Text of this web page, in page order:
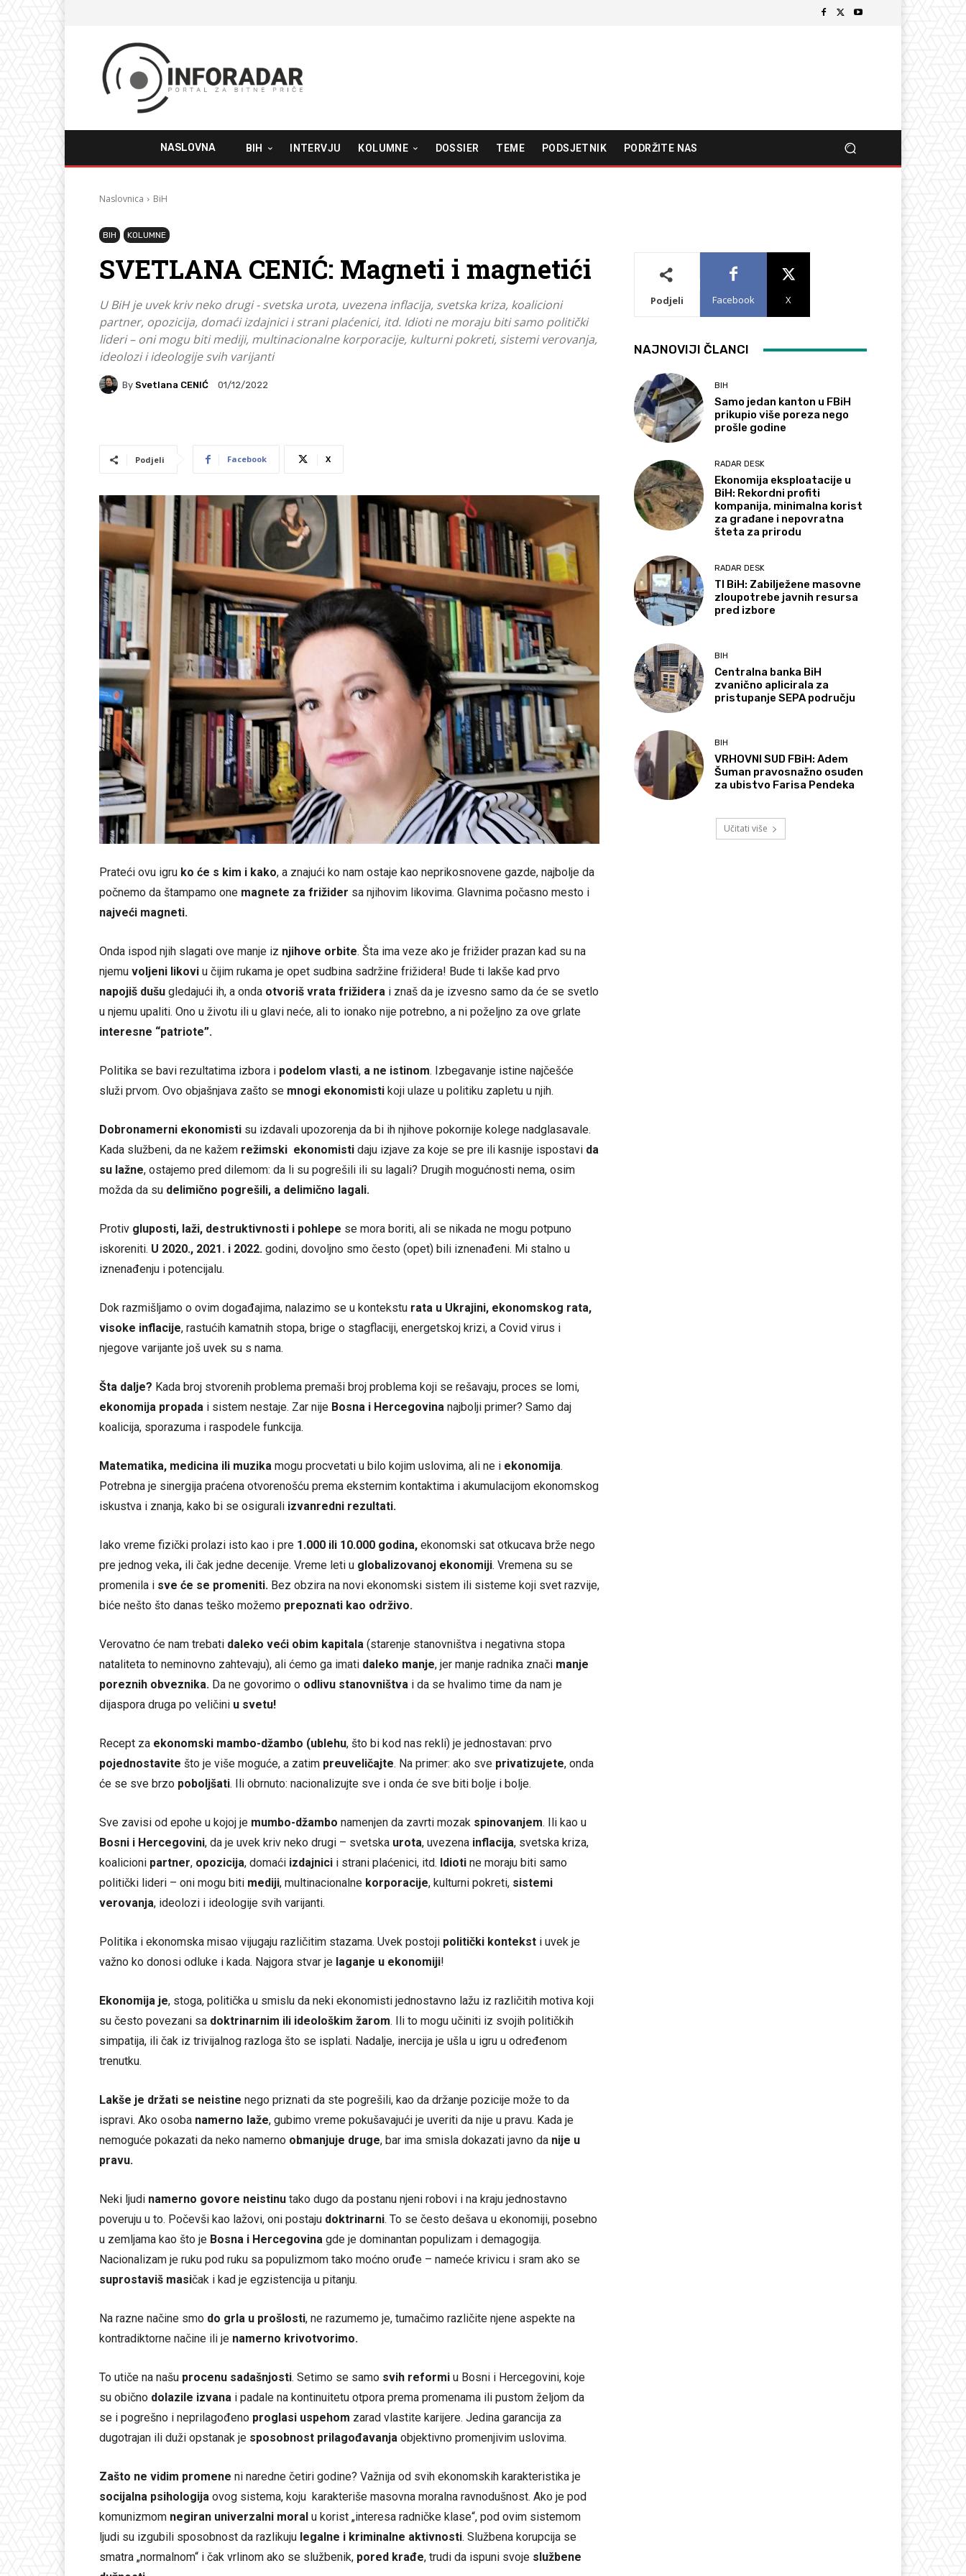
NASLOVNA BIH INTERVJU KOLUMNE DOSSIER TEME PODSJETNIK PODRŽITE NAS
Naslovnica BiH
BIH KOLUMNE
SVETLANA CENIĆ: Magneti i magnetići
U BiH je uvek kriv neko drugi - svetska urota, uvezena inflacija, svetska kriza, koalicioni
partner, opozicija, domaći izdajnici i strani plaćenici, itd. Idioti ne moraju biti samo politički
lideri – oni mogu biti mediji, multinacionalne korporacije, kulturni pokreti, sistemi verovanja,
ideolozi i ideologije svih varijanti
By Svetlana CENIĆ 01/12/2022
Podjeli Facebook X
Prateći ovu igru ko će s kim i kako, a znajući ko nam ostaje kao neprikosnovene gazde, najbolje da
počnemo da štampamo one magnete za frižider sa njihovim likovima. Glavnima počasno mesto i
najveći magneti.
Onda ispod njih slagati ove manje iz njihove orbite. Šta ima veze ako je frižider prazan kad su na
njemu voljeni likovi u čijim rukama je opet sudbina sadržine frižidera! Bude ti lakše kad prvo
napojiš dušu gledajući ih, a onda otvoriš vrata frižidera i znaš da je izvesno samo da će se svetlo
u njemu upaliti. Ono u životu ili u glavi neće, ali to ionako nije potrebno, a ni poželjno za ove grlate
interesne “patriote”.
Politika se bavi rezultatima izbora i podelom vlasti, a ne istinom. Izbegavanje istine najčešće
služi prvom. Ovo objašnjava zašto se mnogi ekonomisti koji ulaze u politiku zapletu u njih.
Dobronamerni ekonomisti su izdavali upozorenja da bi ih njihove pokornije kolege nadglasavale.
Kada službeni, da ne kažem režimski ekonomisti daju izjave za koje se pre ili kasnije ispostavi da
su lažne, ostajemo pred dilemom: da li su pogrešili ili su lagali? Drugih mogućnosti nema, osim
možda da su delimično pogrešili, a delimično lagali.
Protiv gluposti, laži, destruktivnosti i pohlepe se mora boriti, ali se nikada ne mogu potpuno
iskoreniti. U 2020., 2021. i 2022. godini, dovoljno smo često (opet) bili iznenađeni. Mi stalno u
iznenađenju i potencijalu.
Dok razmišljamo o ovim događajima, nalazimo se u kontekstu rata u Ukrajini, ekonomskog rata,
visoke inflacije, rastućih kamatnih stopa, brige o stagflaciji, energetskoj krizi, a Covid virus i
njegove varijante još uvek su s nama.
Šta dalje? Kada broj stvorenih problema premaši broj problema koji se rešavaju, proces se lomi,
ekonomija propada i sistem nestaje. Zar nije Bosna i Hercegovina najbolji primer? Samo daj
koalicija, sporazuma i raspodele funkcija.
Matematika, medicina ili muzika mogu procvetati u bilo kojim uslovima, ali ne i ekonomija.
Potrebna je sinergija praćena otvorenošću prema eksternim kontaktima i akumulacijom ekonomskog
iskustva i znanja, kako bi se osigurali izvanredni rezultati.
Iako vreme fizički prolazi isto kao i pre 1.000 ili 10.000 godina, ekonomski sat otkucava brže nego
pre jednog veka, ili čak jedne decenije. Vreme leti u globalizovanoj ekonomiji. Vremena su se
promenila i sve će se promeniti. Bez obzira na novi ekonomski sistem ili sisteme koji svet razvije,
biće nešto što danas teško možemo prepoznati kao održivo.
Verovatno će nam trebati daleko veći obim kapitala (starenje stanovništva i negativna stopa
nataliteta to neminovno zahtevaju), ali ćemo ga imati daleko manje, jer manje radnika znači manje
poreznih obveznika. Da ne govorimo o odlivu stanovništva i da se hvalimo time da nam je
dijaspora druga po veličini u svetu!
Recept za ekonomski mambo-džambo (ublehu, što bi kod nas rekli) je jednostavan: prvo
pojednostavite što je više moguće, a zatim preuveličajte. Na primer: ako sve privatizujete, onda
će se sve brzo poboljšati. Ili obrnuto: nacionalizujte sve i onda će sve biti bolje i bolje.
Sve zavisi od epohe u kojoj je mumbo-džambo namenjen da zavrti mozak spinovanjem. Ili kao u
Bosni i Hercegovini, da je uvek kriv neko drugi – svetska urota, uvezena inflacija, svetska kriza,
koalicioni partner, opozicija, domaći izdajnici i strani plaćenici, itd. Idioti ne moraju biti samo
politički lideri – oni mogu biti mediji, multinacionalne korporacije, kulturni pokreti, sistemi
verovanja, ideolozi i ideologije svih varijanti.
Politika i ekonomska misao vijugaju različitim stazama. Uvek postoji politički kontekst i uvek je
važno ko donosi odluke i kada. Najgora stvar je laganje u ekonomiji!
Ekonomija je, stoga, politička u smislu da neki ekonomisti jednostavno lažu iz različitih motiva koji
su često povezani sa doktrinarnim ili ideološkim žarom. Ili to mogu učiniti iz svojih političkih
simpatija, ili čak iz trivijalnog razloga što se isplati. Nadalje, inercija je ušla u igru u određenom
trenutku.
Lakše je držati se neistine nego priznati da ste pogrešili, kao da držanje pozicije može to da
ispravi. Ako osoba namerno laže, gubimo vreme pokušavajući je uveriti da nije u pravu. Kada je
nemoguće pokazati da neko namerno obmanjuje druge, bar ima smisla dokazati javno da nije u
pravu.
Neki ljudi namerno govore neistinu tako dugo da postanu njeni robovi i na kraju jednostavno
poveruju u to. Počevši kao lažovi, oni postaju doktrinarni. To se često dešava u ekonomiji, posebno
u zemljama kao što je Bosna i Hercegovina gde je dominantan populizam i demagogija.
Nacionalizam je ruku pod ruku sa populizmom tako moćno oruđe – nameće krivicu i sram ako se
suprostaviš masičak i kad je egzistencija u pitanju.
Na razne načine smo do grla u prošlosti, ne razumemo je, tumačimo različite njene aspekte na
kontradiktorne načine ili je namerno krivotvorimo.
To utiče na našu procenu sadašnjosti. Setimo se samo svih reformi u Bosni i Hercegovini, koje
su obično dolazile izvana i padale na kontinuitetu otpora prema promenama ili pustom željom da
se i pogrešno i neprilagođeno proglasi uspehom zarad vlastite karijere. Jedina garancija za
dugotrajan ili duži opstanak je sposobnost prilagođavanja objektivno promenjivim uslovima.
Zašto ne vidim promene ni naredne četiri godine? Važnija od svih ekonomskih karakteristika je
socijalna psihologija ovog sistema, koju karakteriše masovna moralna ravnodušnost. Ako je pod
komunizmom negiran univerzalni moral u korist „interesa radničke klase“, pod ovim sistemom
ljudi su izgubili sposobnost da razlikuju legalne i kriminalne aktivnosti. Službena korupcija se
smatra „normalnom“ i čak vrlinom ako se službenik, pored krađe, trudi da ispuni svoje službene
Podjeli Facebook X
NAJNOVIJI ČLANCI
BIH
Samo jedan kanton u FBiH
prikupio više poreza nego
prošle godine
RADAR DESK
Ekonomija eksploatacije u
BiH: Rekordni profiti
kompanija, minimalna korist
za građane i nepovratna
šteta za prirodu
RADAR DESK
TI BiH: Zabilježene masovne
zloupotrebe javnih resursa
pred izbore
BIH
Centralna banka BiH
zvanično aplicirala za
pristupanje SEPA području
BIH
VRHOVNI SUD FBiH: Adem
Šuman pravosnažno osuđen
za ubistvo Farisa Pendeka
Učitati više